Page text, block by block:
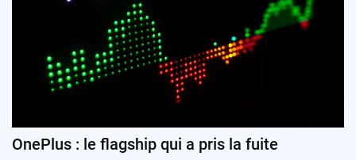
OnePlus : le flagship qui a pris la fuite